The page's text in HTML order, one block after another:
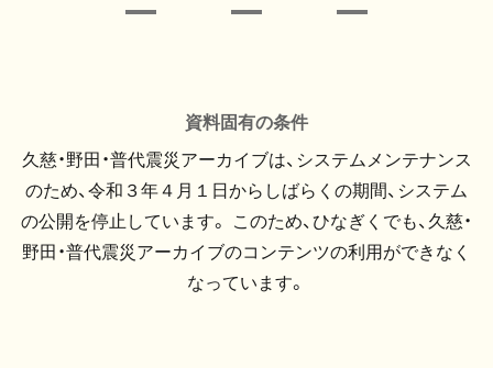
資料固有の条件
久慈・野田・普代震災アーカイブは、システムメンテナンス
のため、令和３年４月１日からしばらくの期間、システム
の公開を停止しています。 このため、ひなぎくでも、久慈・
野田・普代震災アーカイブのコンテンツの利用ができなく
なっています。